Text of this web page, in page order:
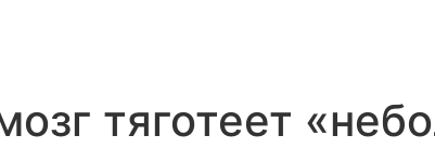
тяготеет